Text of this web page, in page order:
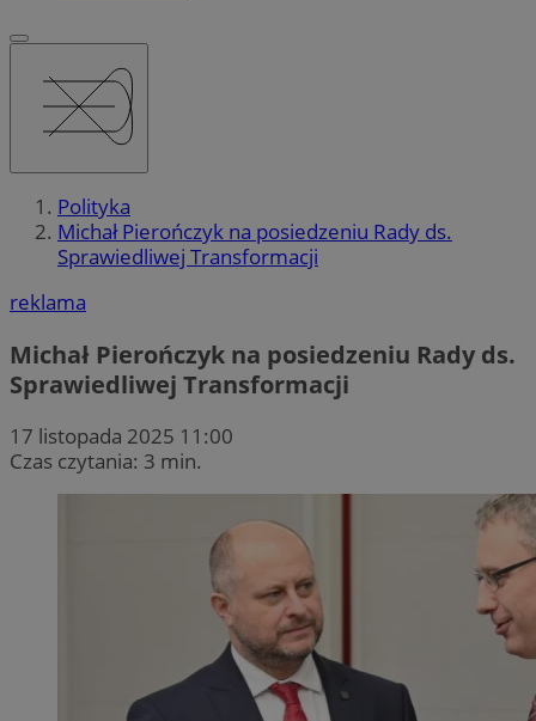
Polityka
Michał Pierończyk na posiedzeniu Rady ds.
Sprawiedliwej Transformacji
reklama
Michał Pierończyk na posiedzeniu Rady ds.
Sprawiedliwej Transformacji
17 listopada 2025 11:00
Czas czytania: 3 min.